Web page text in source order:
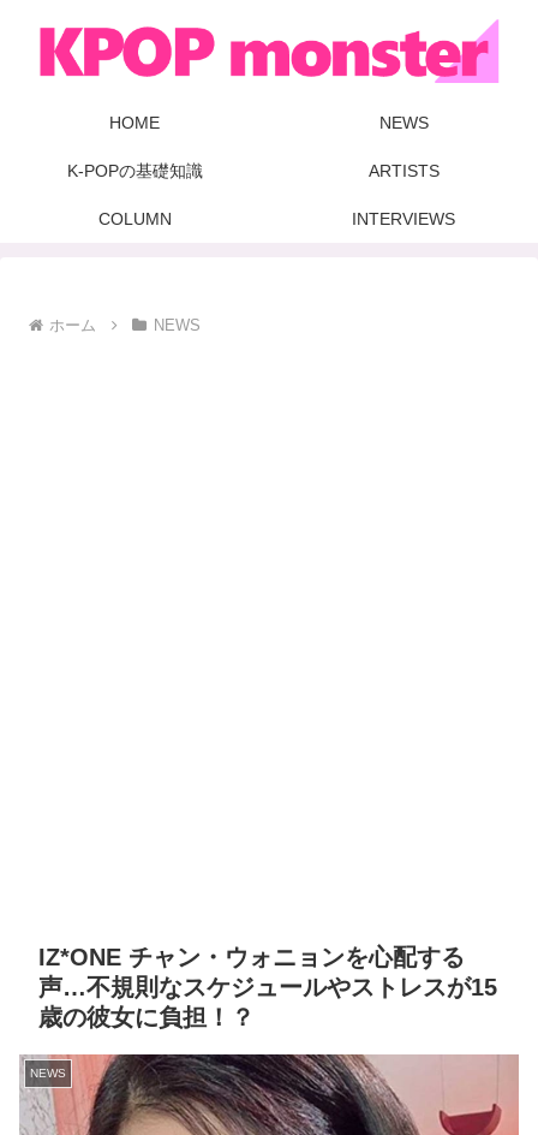
HOME NEWS
K-POPの基礎知識 ARTISTS
COLUMN INTERVIEWS
ホーム NEWS
IZ*ONE チャン・ウォニョンを心配する
声…不規則なスケジュールやストレスが15
歳の彼女に負担！？
NEWS